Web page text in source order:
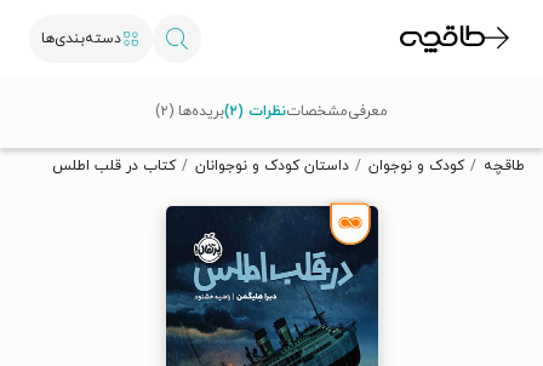
دسته‌بندی‌ها
تخفیف از طاقچه دریافت کن.
طاقچه کودک و نوجوان داستان کودک و نوجوانان کتاب در قلب اطلس
معرفیمشخصاتنظرات (۲) بریده‌ها (۲)